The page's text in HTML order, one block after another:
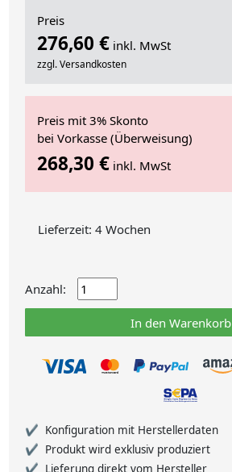
Preis
276,60 € inkl. MwSt
zzgl. Versandkosten
Preis mit 3% Skonto
bei Vorkasse (Überweisung)
268,30 € inkl. MwSt
Lieferzeit: 4 Wochen
Anzahl:
In den Warenkorb
Konfiguration mit Herstellerdaten
Produkt wird exklusiv produziert